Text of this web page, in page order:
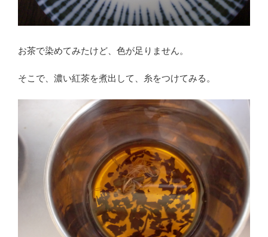
お茶で染めてみたけど、色が足りません。
そこで、濃い紅茶を煮出して、糸をつけてみる。